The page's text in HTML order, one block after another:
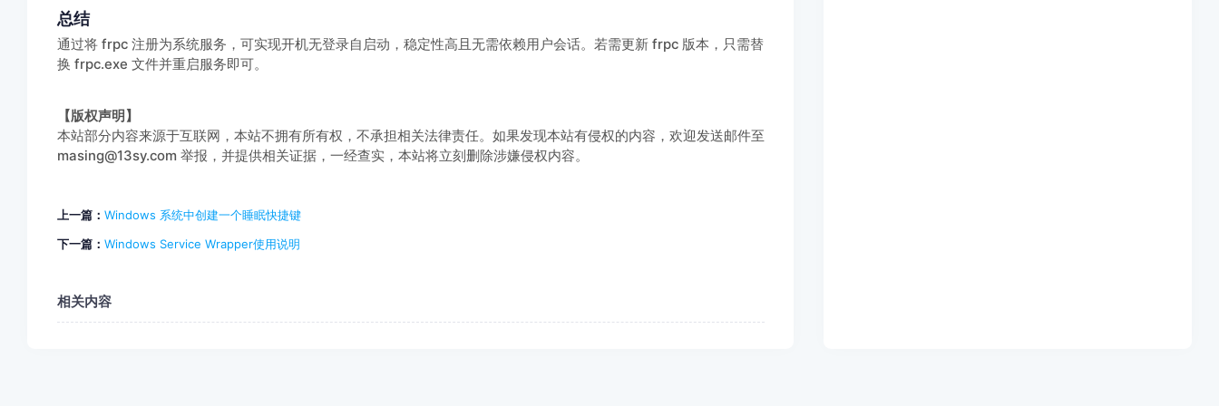
总结
通过将 frpc 注册为系统服务，可实现开机无登录自启动，稳定性高且无需依赖用户会话。若需更新 frpc 版本，只需替
换 frpc.exe 文件并重启服务即可。
【版权声明】
本站部分内容来源于互联网，本站不拥有所有权，不承担相关法律责任。如果发现本站有侵权的内容，欢迎发送邮件至
masing@13sy.com 举报，并提供相关证据，一经查实，本站将立刻删除涉嫌侵权内容。
上一篇： Windows 系统中创建一个‌睡眠快捷键‌
下一篇： Windows Service Wrapper使用说明
相关内容